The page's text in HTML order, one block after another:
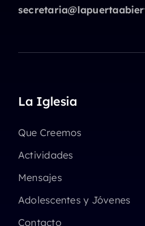
La Iglesia
Que Creemos
Actividades
Mensajes
Adolescentes y Jóvenes
Contacto